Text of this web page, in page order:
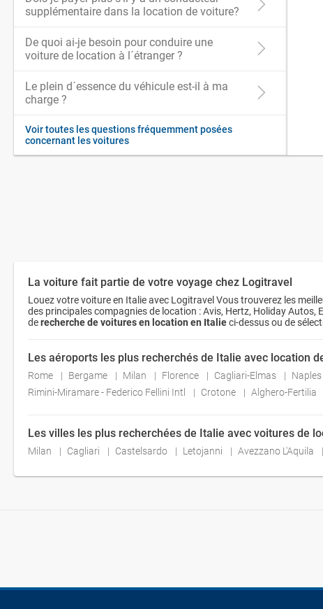
supplémentaire dans la location de voiture?
De quoi ai-je besoin pour conduire une
voiture de location à l´étranger ?
Le plein d´essence du véhicule est-il à ma
charge ?
Voir toutes les questions fréquemment posées
concernant les voitures
La voiture fait partie de votre voyage chez Logitravel
Louez votre voiture en Italie avec Logitravel Vous trouverez les
des principales compagnies de location : Avis, Hertz, Holiday
derecherche de voitures en location en Italieci-dessus ou de
Les aéroports les plus recherchés de Italie avec location
Rome Bergame Milan Florence Cagliari-Elmas Naples
Rimini-Miramare - Federico Fellini Intl
Crotone Alghero-Fertilia
Les villes les plus recherchées de Italie avec voitures de
Milan Cagliari Castelsardo Letojanni Avezzano L'Aquila